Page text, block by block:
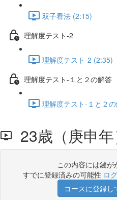
双子看法 (2:15)
理解度テスト-2
理解度テスト-2 (2:35)
理解度テスト-１と２の解答
理解度テスト-１と２
23歳（庚申
この内容には鍵が
すでに登録済みの可能性 ロ
コースに登録し